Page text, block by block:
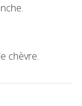
chèvre.